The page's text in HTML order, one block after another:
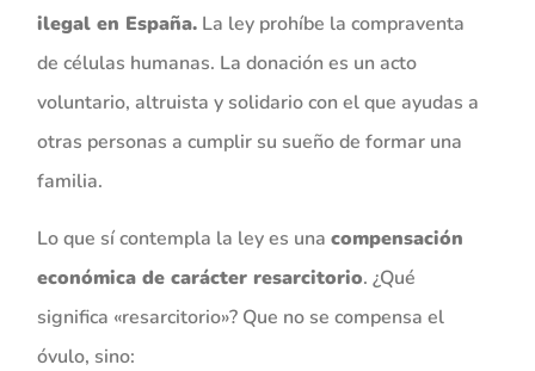
ilegal en España. La ley prohíbe la compraventa
de células humanas. La donación es un acto
voluntario, altruista y solidario con el que ayudas a
otras personas a cumplir su sueño de formar una
familia.
Lo que sí contempla la ley es una compensación
económica de carácter resarcitorio. ¿Qué
significa «resarcitorio»? Que no se compensa el
óvulo, sino: